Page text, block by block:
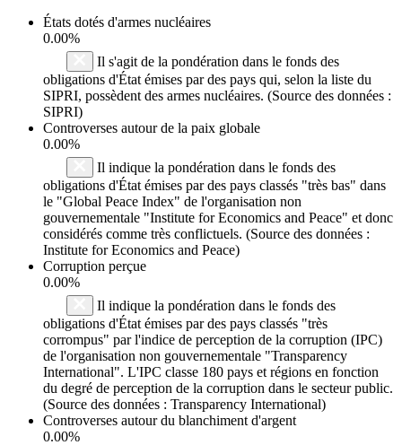
États dotés d'armes nucléaires
0.00%
Il s'agit de la pondération dans le fonds des
obligations d'État émises par des pays qui, selon la liste du
SIPRI, possèdent des armes nucléaires. (Source des données :
SIPRI)
Controverses autour de la paix globale
0.00%
Il indique la pondération dans le fonds des
obligations d'État émises par des pays classés "très bas" dans
le "Global Peace Index" de l'organisation non
gouvernementale "Institute for Economics and Peace" et donc
considérés comme très conflictuels. (Source des données :
Institute for Economics and Peace)
Corruption perçue
0.00%
Il indique la pondération dans le fonds des
obligations d'État émises par des pays classés "très
corrompus" par l'indice de perception de la corruption (IPC)
de l'organisation non gouvernementale "Transparency
International". L'IPC classe 180 pays et régions en fonction
du degré de perception de la corruption dans le secteur public.
(Source des données : Transparency International)
Controverses autour du blanchiment d'argent
0.00%